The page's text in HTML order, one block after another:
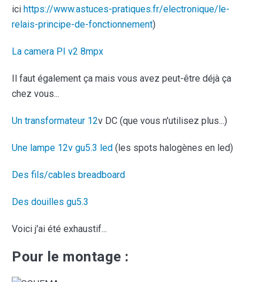
ici https://www.astuces-pratiques.fr/electronique/le-
relais-principe-de-fonctionnement)
La camera PI v2 8mpx
Il faut également ça mais vous avez peut-être déjà ça
chez vous...
Un transformateur 12v DC (que vous n'utilisez plus...)
Une lampe 12v gu5.3 led (les spots halogènes en led)
Des fils/cables breadboard
Des douilles gu5.3
Voici j'ai été exhaustif...
Pour le montage :